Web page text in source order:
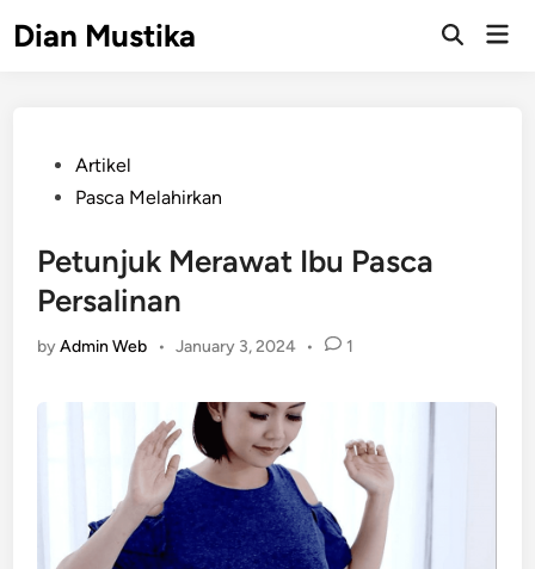
toDian Mustika
Open
PostedArtikel
Pasca Melahirkan
Petunjuk Merawat Ibu Pasca
Persalinan
byAdmin Web • January 3, 2024 • 1